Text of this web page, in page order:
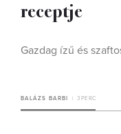
receptje
Gazdag ízű és
BALÁZS BARBI 3 PERC